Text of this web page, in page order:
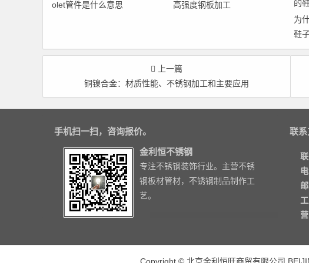
olet管件是什么意思
高强度钢板加工
为
鞋
上一篇
铜镍合金：材质性能、不锈钢加工和主要应用
手机扫一扫，咨询报价。
金利恒不锈钢
专注不锈钢装饰行业。主营不锈
钢板材管材，不锈钢制品制作工
艺。
联
联
邮
Copyright © 北京金利恒旺商贸有限公司